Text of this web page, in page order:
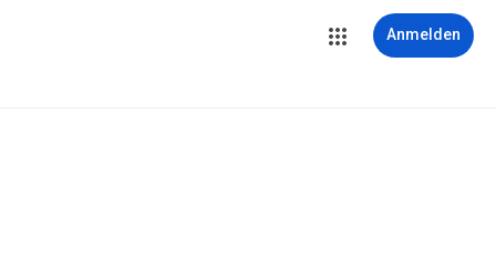
Anmelden